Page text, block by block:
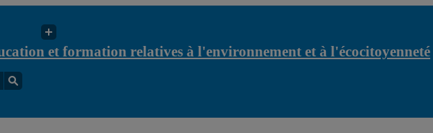
et formation relatives à l'environnement et à l'écocitoyenneté